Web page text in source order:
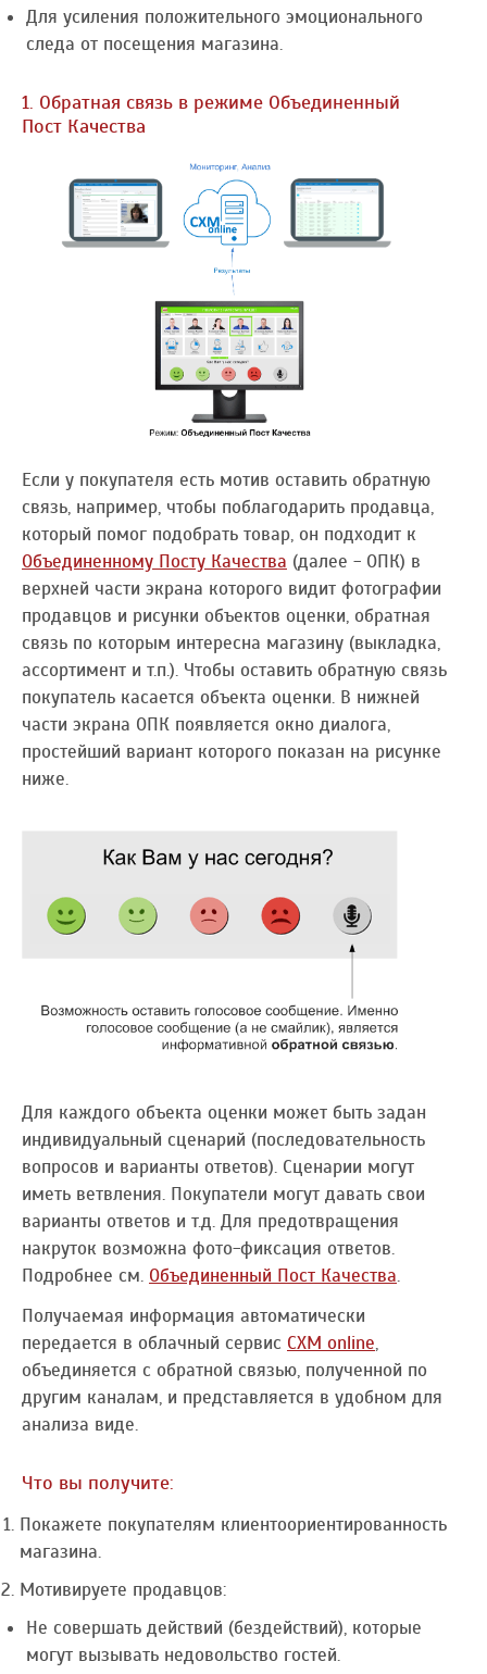
Для усиления положительного эмоционального
следа от посещения магазина.
1. Обратная связь в режиме Объединенный
Пост Качества
Если у покупателя есть мотив оставить обратную
связь, например, чтобы поблагодарить продавца,
который помог подобрать товар, он подходит к
Объединенному Посту Качества (далее - ОПК) в
верхней части экрана которого видит фотографии
продавцов и рисунки объектов оценки, обратная
связь по которым интересна магазину (выкладка,
ассортимент и т.п.). Чтобы оставить обратную связь
покупатель касается объекта оценки. В нижней
части экрана ОПК появляется окно диалога,
простейший вариант которого показан на рисунке
ниже.
Для каждого объекта оценки может быть задан
индивидуальный сценарий (последовательность
вопросов и варианты ответов). Сценарии могут
иметь ветвления. Покупатели могут давать свои
варианты ответов и т.д. Для предотвращения
накруток возможна фото-фиксация ответов.
Подробнее см. Объединенный Пост Качества.
Получаемая информация автоматически
передается в облачный сервис CXM online,
объединяется с обратной связью, полученной по
другим каналам, и представляется в удобном для
анализа виде.
Что вы получите:
Покажете покупателям клиентоориентированность
магазина.
Мотивируете продавцов:
Не совершать действий (бездействий), которые
могут вызывать недовольство гостей.